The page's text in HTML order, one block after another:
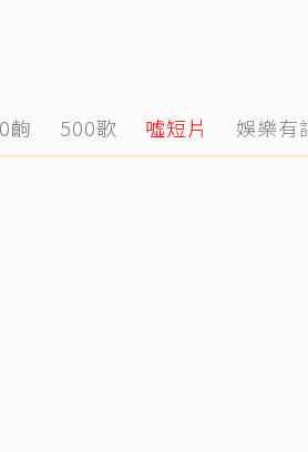
齣 500歌 噓短片 娛樂有